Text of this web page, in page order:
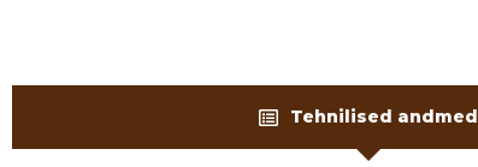
Tehnilised andmed